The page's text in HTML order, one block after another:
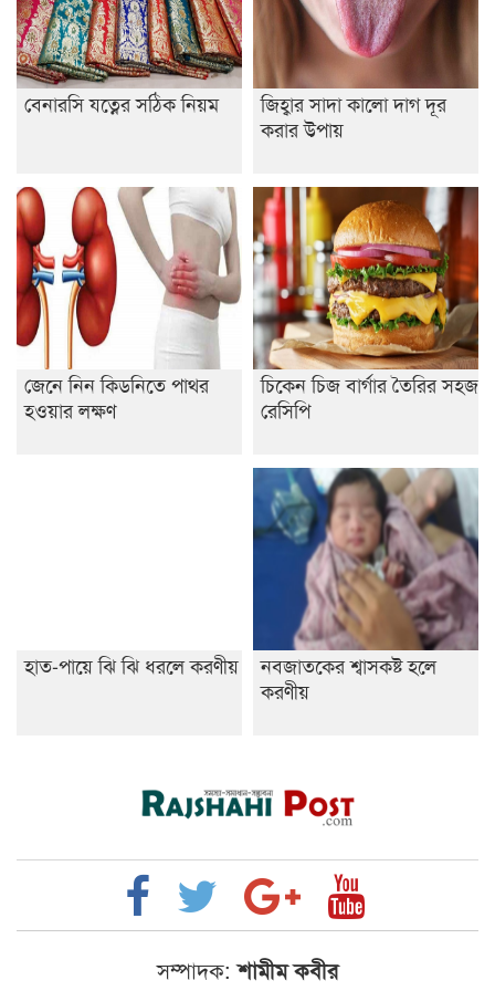
বেনারসি যত্নের সঠিক নিয়ম
জিহ্বার সাদা কালো দাগ দূর
করার উপায়
জেনে নিন কিডনিতে পাথর
হওয়ার লক্ষণ
চিকেন চিজ বার্গার তৈরির সহজ
রেসিপি
হাত-পায়ে ঝি ঝি ধরলে করণীয়
নবজাতকের শ্বাসকষ্ট হলে
করণীয়
সম্পাদক: শামীম কবীর